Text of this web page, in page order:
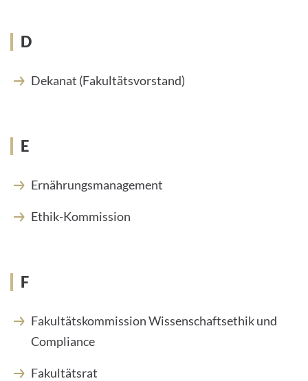
D
Dekanat (Fakultätsvorstand)
E
Ernährungsmanagement
Ethik-Kommission
F
Fakultätskommission Wissenschaftsethik und
Compliance
Fakultätsrat